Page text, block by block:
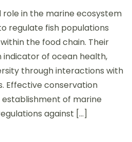
role in the marine ecosystem
regulate fish populations
the food chain. Their
indicator of ocean health,
through interactions with
Effective conservation
establishment of marine
against […]